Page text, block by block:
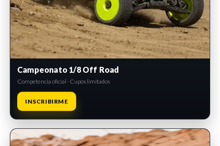
Campeonato 1/8 Off Road
Competencia oficial · Cupos limitados
INSCRIBIRME
INSCRIPCIONES ABIERTAS